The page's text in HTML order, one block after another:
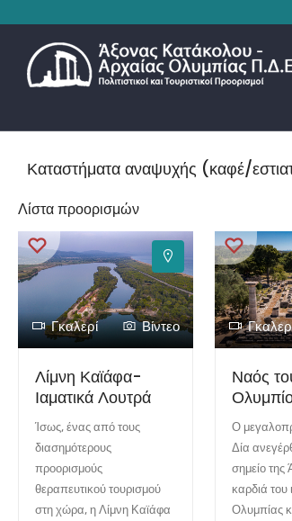
Καταστήματα αναψυχής (καφέ/
Λίστα προορισμών
Γκαλερί Βίντεο
Λίμνη Καϊάφα-
Ιαματικά Λουτρά
Ίσως, ένας από τους
διασημότερους
προορισμούς
θεραπευτικού τουρισμού
στη χώρα, η Λίμνη Καϊάφα
Ναός
Ο
Δία
σημείο της
καρδιά του
Ολυμπίας